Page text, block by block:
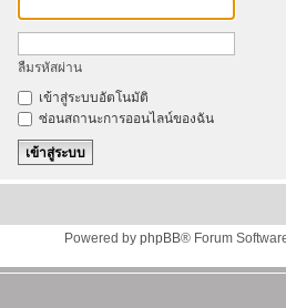
ลืมรหัสผ่าน
เข้าสู่ระบบอัตโนมัติ
ซ่อนสถานะการออนไลน์ของฉัน
Powered by phpBB® Forum